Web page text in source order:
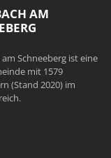
AM
Schneeberg ist eine
mit 1579
(Stand 2020) im